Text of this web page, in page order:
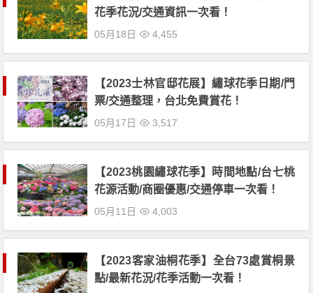
花季花況/交通資訊一次看！
05月18日 4,455
【2023士林官邸花展】繡球花季日期/門
票/交通整理，台北免費賞花！
05月17日 3,517
【2023桃園繡球花季】時間地點/台七桃
花源活動/商圈優惠/交通停車一次看！
05月11日 4,003
【2023客家油桐花季】全台73處賞桐景
點/最新花況/花季活動一次看！